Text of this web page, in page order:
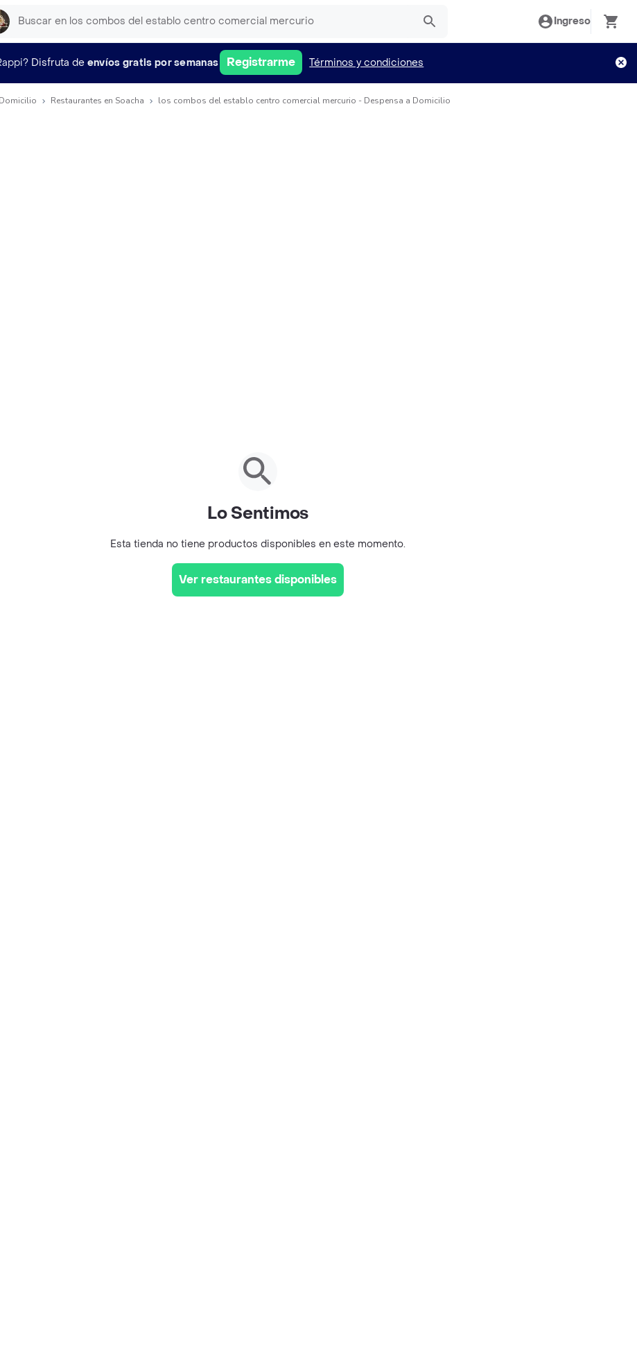
Ingreso
Disfruta de envíos gratis por semanas Registrarme Términos y condiciones
Restaurantes en Soacha los combos del establo centro comercial mercurio - Despensa a Domicilio
Lo Sentimos
Esta tienda no tiene productos disponibles en este momento.
Ver restaurantes disponibles